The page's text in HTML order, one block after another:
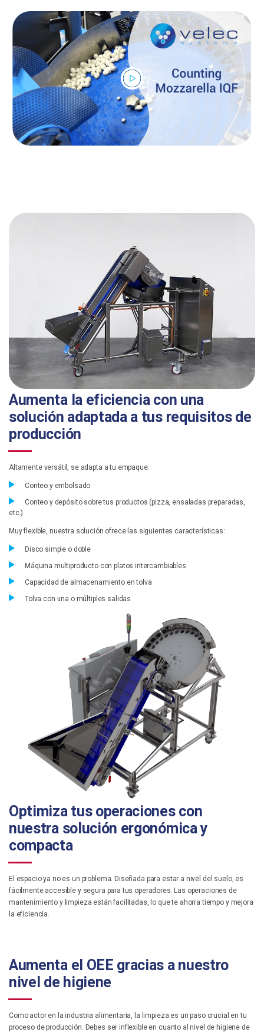
Aumenta la eficiencia con una
solución adaptada a tus requisitos de
producción
Altamente versátil, se adapta a tu empaque:
Conteo y embolsado
Conteo y depósito sobre tus productos (pizza, ensaladas preparadas,
etc.)
Muy flexible, nuestra solución ofrece las siguientes características:
Disco simple o doble
Máquina multiproducto con platos intercambiables
Capacidad de almacenamiento en tolva
Tolva con una o múltiples salidas
Optimiza tus operaciones con
nuestra solución ergonómica y
compacta
El espacio ya no es un problema. Diseñada para estar a nivel del suelo, es
fácilmente accesible y segura para tus operadores. Las operaciones de
mantenimiento y limpieza están facilitadas, lo que te ahorra tiempo y mejora
la eficiencia.
Aumenta el OEE gracias a nuestro
nivel de higiene
Como actor en la industria alimentaria, la limpieza es un paso crucial en tu
proceso de producción. Debes ser inflexible en cuanto al nivel de higiene de